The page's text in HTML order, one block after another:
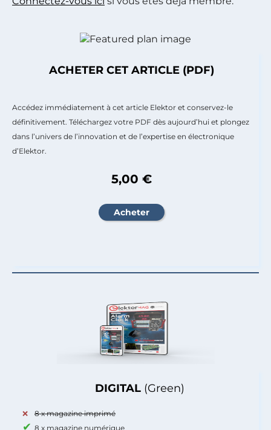
DIGITAL (Green)
8 x magazine imprimé
8 x magazine numérique
ACHETER CET ARTICLE (PDF)
Accédez immédiatement à cet article Elektor et conservez-le
définitivement. Téléchargez votre PDF dès aujourd’hui et plongez
dans l’univers de l’innovation et de l’expertise en électronique
d’Elektor.
5,00 €